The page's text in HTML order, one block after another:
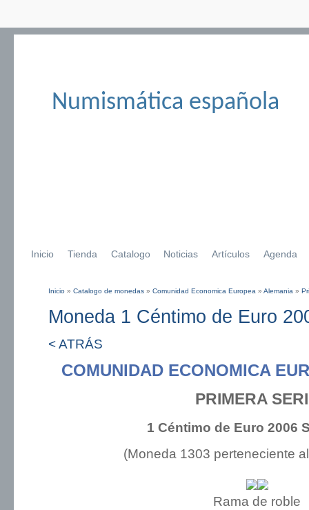
Numismática española
Inicio Tienda Catalogo Noticias Artículos Agenda
Inicio » Catalogo de monedas » Comunidad Economica Europea » Alemania »
Moneda 1 Céntimo de Euro
< ATRÁS
COMUNIDAD ECONOMICA
PRIMERA
1 Céntimo de Euro 2006
(Moneda 1303 perteneciente
Rama de roble